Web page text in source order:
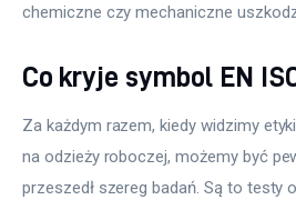
chemiczne czy mechaniczne
Co kryje symbol EN
Za każdym razem, kiedy widzimy
na odzieży roboczej, możemy być
przeszedł szereg badań. Są to testy